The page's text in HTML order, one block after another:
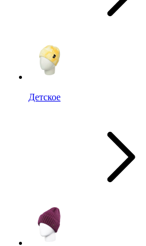
Детское